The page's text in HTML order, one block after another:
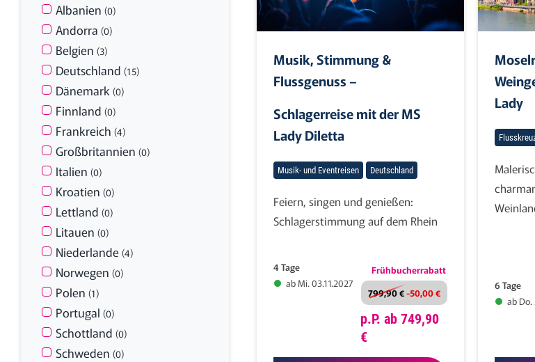
Albanien (0)
Andorra (0)
Belgien (3)
Deutschland (15)
Dänemark (0)
Finnland (0)
Frankreich (4)
Großbritannien (0)
Italien (0)
Kroatien (0)
Lettland (0)
Litauen (0)
Niederlande (4)
Norwegen (0)
Polen (1)
Portugal (0)
Schottland (0)
Schweden (0)
Musik, Stimmung &
Flussgenuss –
Schlagerreise mit der MS
Lady Diletta
Musik- und Eventreisen Deutschland
Feiern, singen und genießen:
Schlagerstimmung auf dem Rhein
4 Tage
ab Mi. 03.11.2027
Frühbucherrabatt
799,90 €-50,00 €
p.P. ab 749,90
€
Lady
6 Tage
ab Do.